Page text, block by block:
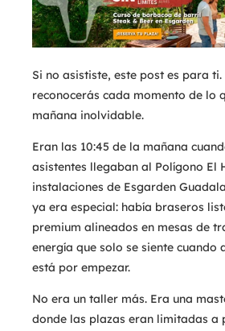
Si no asististe, este post es para ti.
reconocerás cada momento de lo
mañana inolvidable.
Eran las 10:45 de la mañana
asistentes llegaban al Polígono El
instalaciones de Esgarden
ya era especial: había braseros
premium alineados en mesas de
energía que solo se siente cuando
está por empezar.
No era un taller más. Era una
donde las plazas eran limitadas a